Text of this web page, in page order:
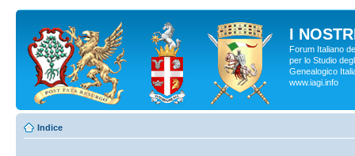
I
Forum Italiano
per lo Studio
Genealogico
www.iagi.info
Indice